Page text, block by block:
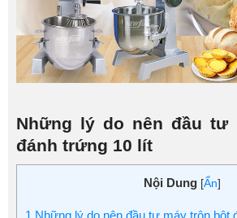
Những lý do nên đầu tư
đánh trứng 10 lít
Nội Dung [Ẩn]